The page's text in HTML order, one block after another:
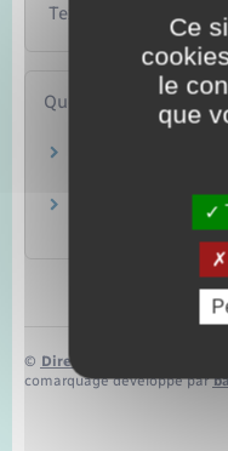
Textes de référence
Questions ?
Peut-on mettre
Vendre un
sont les règles ?
© Direction de
comarquage developpé par
Ce
le
que